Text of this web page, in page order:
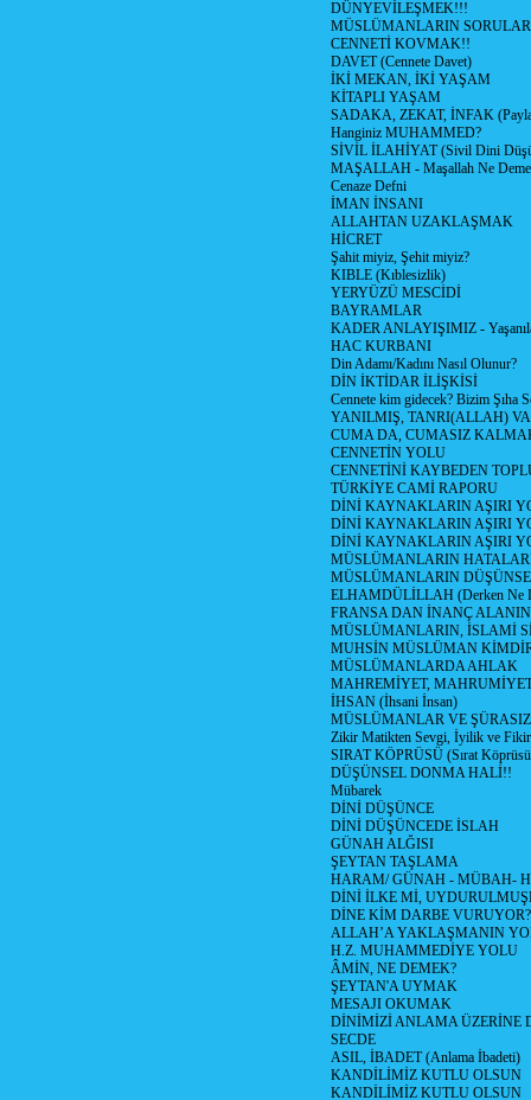
DÜNYEVİLEŞMEK!!!
MÜSLÜMANLARIN
CENNETİ KOVMAK!!
DAVET (Cennete Davet)
İKİ MEKAN, İKİ YAŞAM
KİTAPLI YAŞAM
SADAKA, ZEKAT, İNFAK
Hanginiz MUHAMMED?
SİVİL İLAHİYAT (Sivil Dini
MAŞALLAH - Maşallah Ne
Cenaze Defni
İMAN İNSANI
ALLAHTAN UZAKLAŞMAK
HİCRET
Şahit miyiz, Şehit miyiz?
KIBLE (Kıblesizlik)
YERYÜZÜ MESCİDİ
BAYRAMLAR
KADER ANLAYIŞIMIZ -
HAC KURBANI
Din Adamı/Kadını Nasıl Olunur?
DİN İKTİDAR İLİŞKİSİ
Cennete kim gidecek? Bizim Şıha
YANILMIŞ, TANRI(ALLAH)
CUMA DA, CUMASIZ
CENNETİN YOLU
CENNETİNİ KAYBEDEN
TÜRKİYE CAMİ RAPORU
DİNİ KAYNAKLARIN AŞIRI
DİNİ KAYNAKLARIN AŞIRI
DİNİ KAYNAKLARIN AŞIRI
MÜSLÜMANLARIN
MÜSLÜMANLARIN
ELHAMDÜLİLLAH (Derken Ne
FRANSA DAN İNANÇ
MÜSLÜMANLARIN, İSLAMİ
MUHSİN MÜSLÜMAN
MÜSLÜMANLARDA AHLAK
MAHREMİYET,
İHSAN (İhsani İnsan)
MÜSLÜMANLAR VE
Zikir Matikten Sevgi, İyilik ve
SIRAT KÖPRÜSÜ (Sırat
DÜŞÜNSEL DONMA HALİ!!
Mübarek
DİNİ DÜŞÜNCE
DİNİ DÜŞÜNCEDE İSLAH
GÜNAH ALĞISI
ŞEYTAN TAŞLAMA
HARAM/ GÜNAH - MÜBAH-
DİNİ İLKE Mİ,
DİNE KİM DARBE VURUYOR?
ALLAH’A YAKLAŞMANIN
H.Z. MUHAMMEDİYE YOLU
ÂMİN, NE DEMEK?
ŞEYTAN'A UYMAK
MESAJI OKUMAK
DİNİMİZİ ANLAMA ÜZERİNE
SECDE
ASIL, İBADET (Anlama İbadeti)
KANDİLİMİZ KUTLU OLSUN
KANDİLİMİZ KUTLU OLSUN